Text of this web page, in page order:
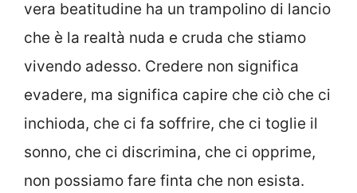
vera beatitudine ha un trampolino di lancio
che è la realtà nuda e cruda che stiamo
vivendo adesso. Credere non significa
evadere, ma significa capire che ciò che ci
inchioda, che ci fa soffrire, che ci toglie il
sonno, che ci discrimina, che ci opprime,
non possiamo fare finta che non esista.